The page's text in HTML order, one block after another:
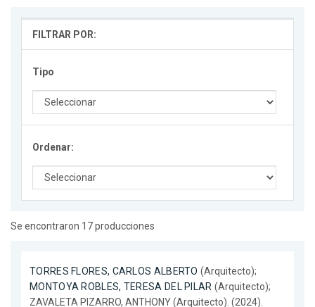
FILTRAR POR:
Tipo
Ordenar:
Se encontraron 17 producciones
TORRES FLORES, CARLOS ALBERTO (Arquitecto);
MONTOYA ROBLES, TERESA DEL PILAR (Arquitecto);
ZAVALETA PIZARRO, ANTHONY (Arquitecto). (2024).